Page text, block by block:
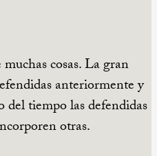
cosas. La gran
anteriormente y
del tiempo las defendidas
otras.